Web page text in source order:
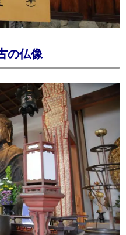
の仏像